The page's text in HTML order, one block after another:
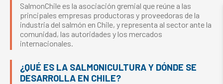
SalmonChile es la asociación gremial que reúne a las
principales empresas productoras y proveedoras de la
industria del salmón en Chile, y representa al sector ante la
comunidad, las autoridades y los mercados
internacionales.
¿QUÉ ES LA SALMONICULTURA Y DÓNDE SE
DESARROLLA EN CHILE?